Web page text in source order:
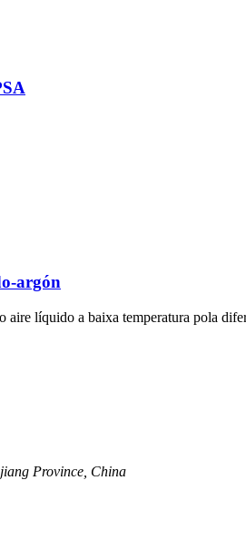
argón
líquido a baixa temperatura pola
Province, China